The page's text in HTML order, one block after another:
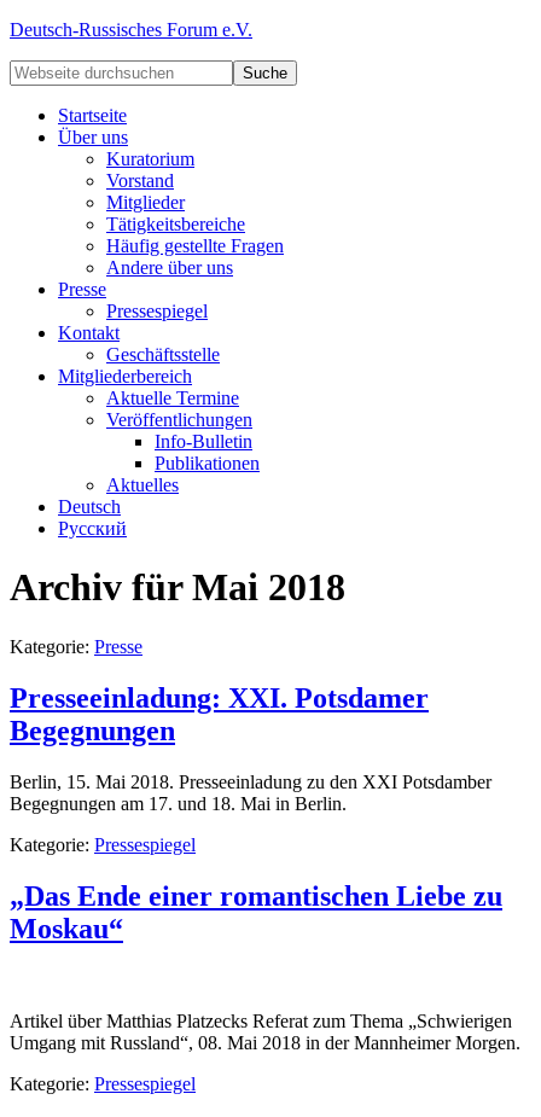
Deutsch-Russisches Forum e.V.
Startseite
Über uns
Kuratorium
Vorstand
Mitglieder
Tätigkeitsbereiche
Häufig gestellte Fragen
Andere über uns
Presse
Pressespiegel
Kontakt
Geschäftsstelle
Mitgliederbereich
Aktuelle Termine
Veröffentlichungen
Info-Bulletin
Publikationen
Aktuelles
Deutsch
Русский
Archiv für Mai 2018
Kategorie: Presse
Presseeinladung: XXI. Potsdamer
Begegnungen
Berlin, 15. Mai 2018. Presseeinladung zu den XXI Potsdamber
Begegnungen am 17. und 18. Mai in Berlin.
Kategorie: Pressespiegel
„Das Ende einer romantischen Liebe zu
Moskau“
Artikel über Matthias Platzecks Referat zum Thema „Schwierigen
Umgang mit Russland“, 08. Mai 2018 in der Mannheimer Morgen.
Kategorie: Pressespiegel